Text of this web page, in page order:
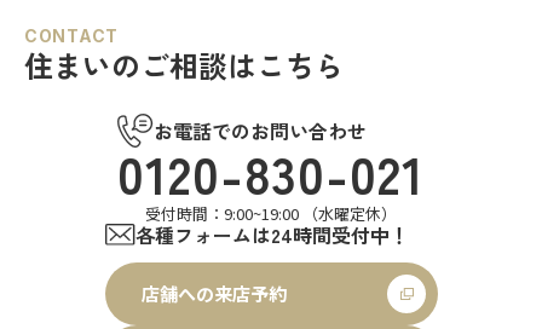
CONTACT
住まいのご相談はこちら
お電話でのお問い合わせ
0120-830-021
受付時間：9:00~19:00 （水曜定休）
各種フォームは24時間受付中！
店舗への来店予約